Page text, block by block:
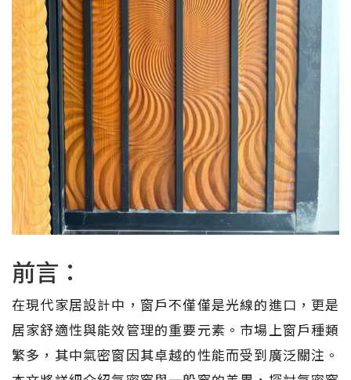
前言：
在現代家居設計中，窗戶不僅僅是光線的進口，更是
居家舒適性與能效管理的重要元素。市場上窗戶種類
繁多，其中氣密窗因其卓越的性能而受到廣泛關注。